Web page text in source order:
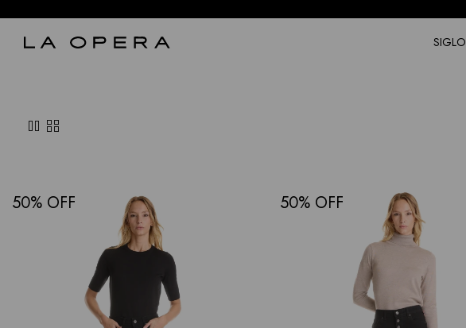
SIGLO
pause grid_view
50 50